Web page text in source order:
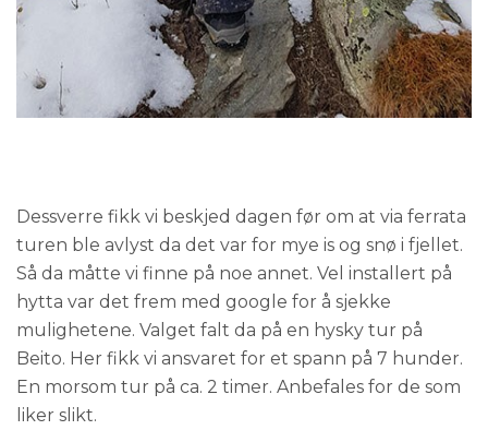
Dessverre fikk vi beskjed dagen før om at via ferrata
turen ble avlyst da det var for mye is og snø i fjellet.
Så da måtte vi finne på noe annet. Vel installert på
hytta var det frem med google for å sjekke
mulighetene. Valget falt da på en hysky tur på
Beito. Her fikk vi ansvaret for et spann på 7 hunder.
En morsom tur på ca. 2 timer. Anbefales for de som
liker slikt.